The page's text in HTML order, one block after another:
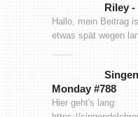
Riley-
Hallo, mein Beitrag
etwas spät wegen
Monday #788
Hier geht's lang: